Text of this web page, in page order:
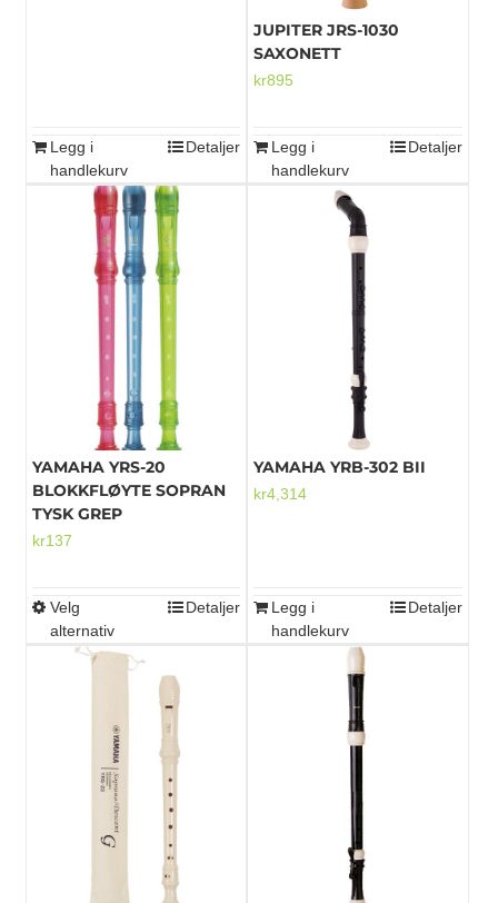
Legg i
handlekurv
Detaljer
JUPITER JRS-1030
SAXONETT
kr895
Legg i
handlekurv
Detaljer
YAMAHA YRS-20
BLOKKFLØYTE SOPRAN
TYSK GREP
kr137
Velg
alternativ
Dette
har
flere
varianter.
Alternativene
velges
produktsiden
Detaljer
YAMAHA YRB-302 BII
kr4,314
Legg i
handlekurv
Detaljer